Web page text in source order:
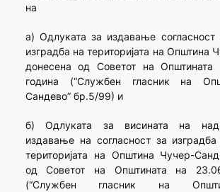
на
а) Одлуката за издавање согласност
изградба на територијата на Општина
донесена од Советот на Општината
година (“Службен гласник на
Сандево” бр.5/99) и
б) Одлуката за висината на
издавање на согласност за изградба
територијата на Општина Чучер-
од Советот на Општината на
(“Службен гласник на